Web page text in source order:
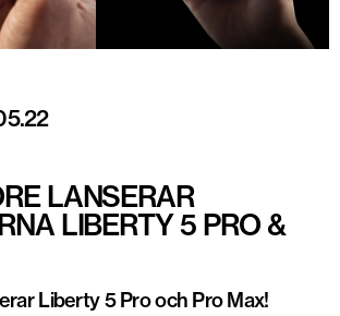
LANSERAR
LIBERTY 5 PRO &
Liberty 5 Pro och Pro Max!